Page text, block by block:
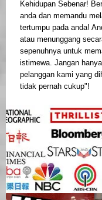
Kehidupan Sebenar!
anda dan memandu
tertumpu pada anda!
atau menunggang
sepenuhnya untuk
istimewa. Jangan
pelanggan kami yang
tidak pernah cukup"!